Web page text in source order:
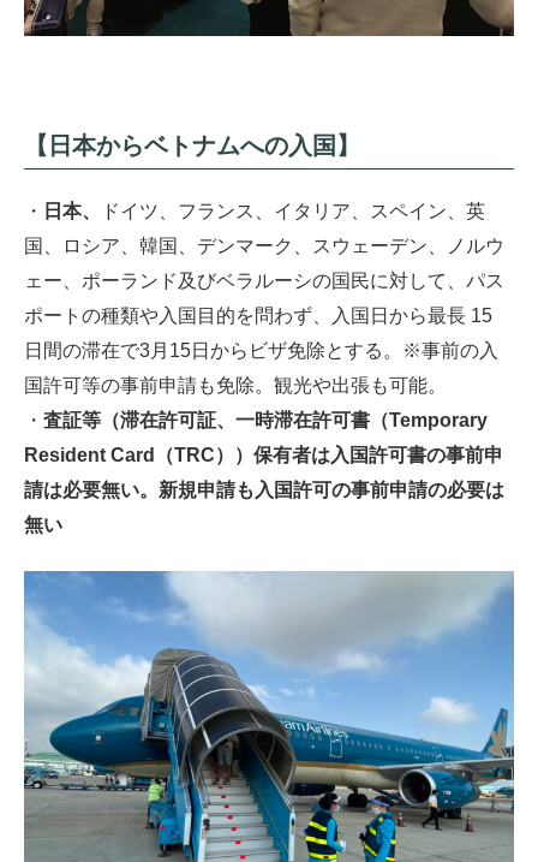
【日本からベトナムへの入国】
・ 日本、
ドイツ、フランス、イタリア、スペイン、英
国、ロシア、韓国、デンマーク、スウェーデン、ノルウ
ェー、ポーランド及びベラルーシの国民に対して、パス
ポートの種類や入国目的を問わず、入国日から最長 15
日間の滞在で3月15日からビザ免除とする。※事前の入
国許可等の事前申請も免除。観光や出張も可能。
・ 査証等（滞在許可証、一時滞在許可書（Temporary
Resident Card
（TRC））保有者は入国許可書の事前申
請は必要無い。新規申請も入国許可の事前申請の必要は
無い